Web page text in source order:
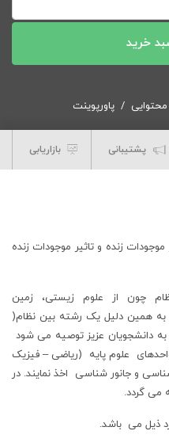
خرید
پاورپوینت
پشتیبانی بازاریابی
زنده و تاثیر موجودات زنده
چون از علوم زیستی، زمین
همین دلیل یک رشته بین نظام(
به دانشجویان عزیز توصیه می شود
علوم پایه (ریاضی – فیزیک
و جانور شناسی اخذ نمایند. در
می گردد.
ذیل می باشد.